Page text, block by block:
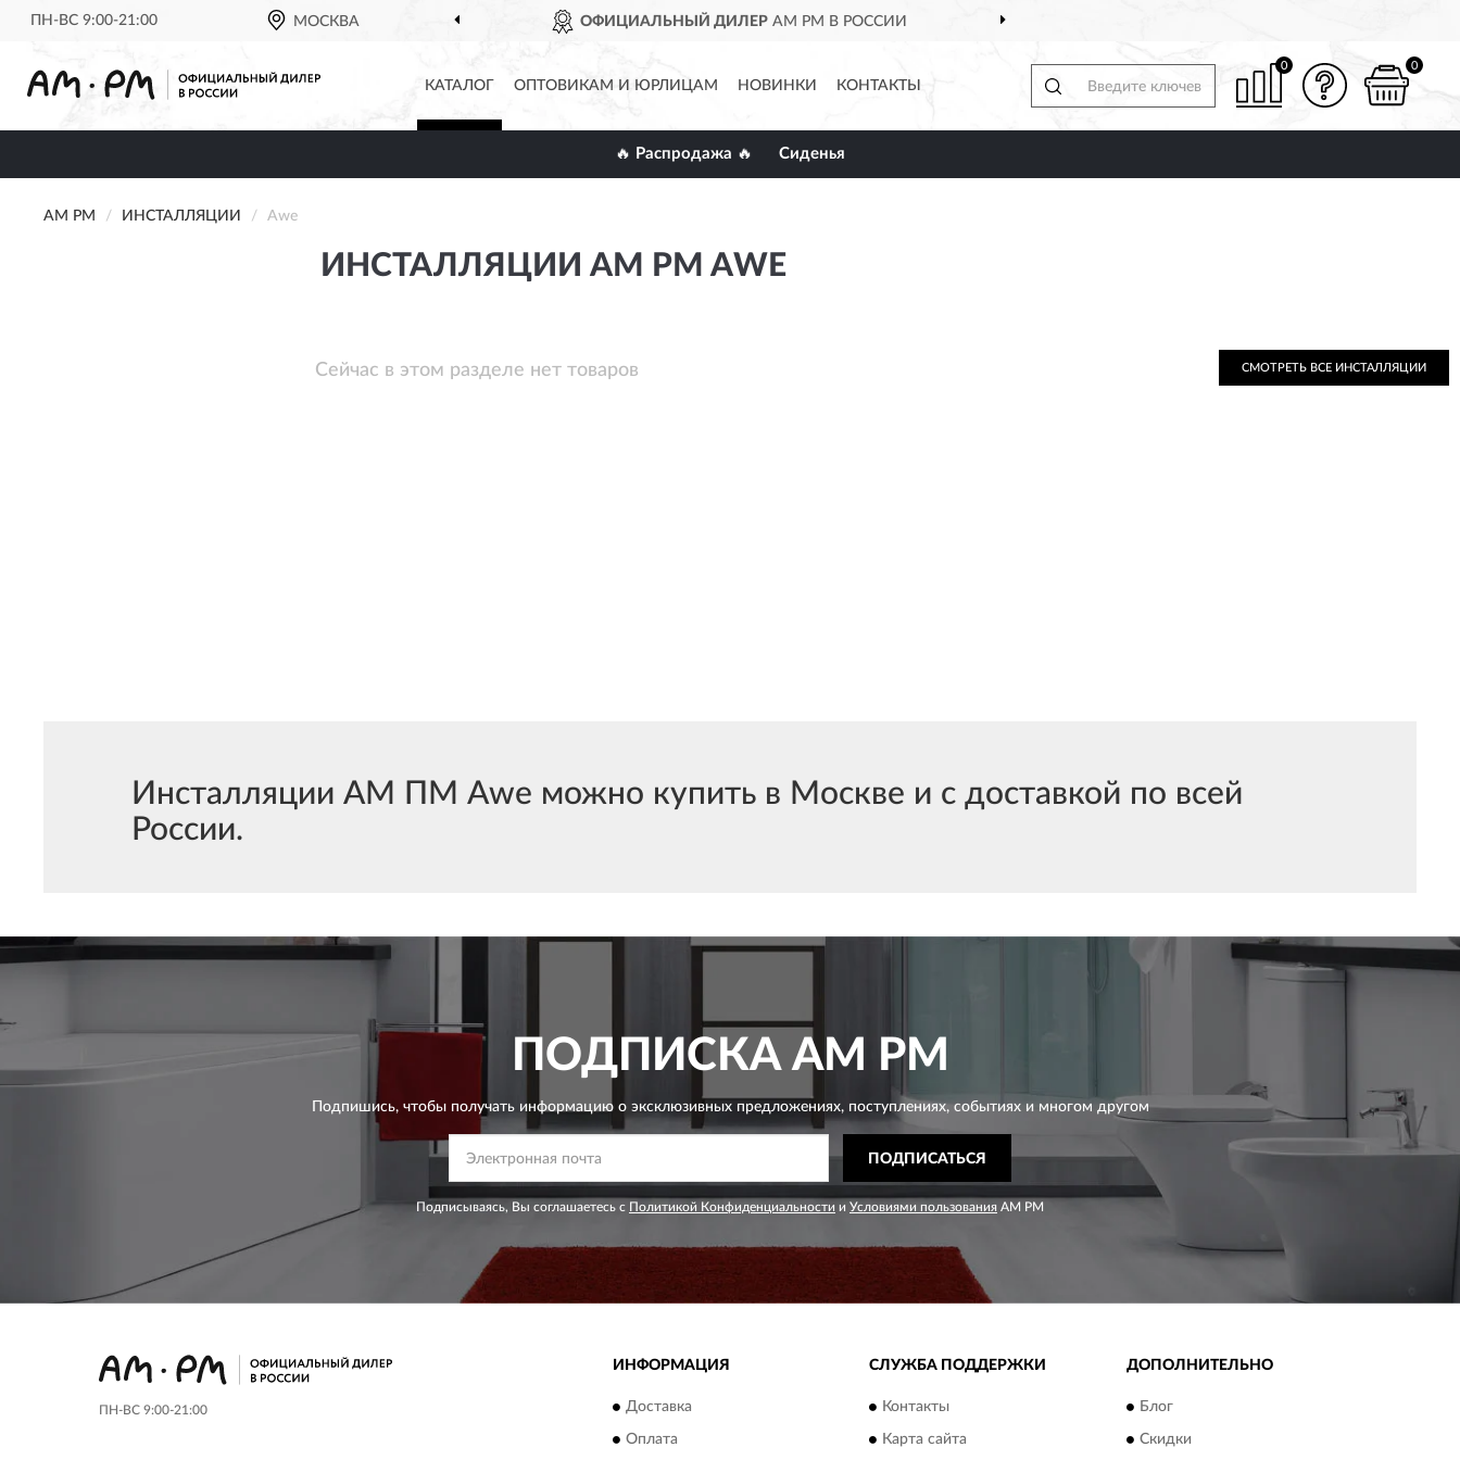
ПН-ВС 9:00-21:00 МОСКВА ОФИЦИАЛЬНЫЙ ДИЛЕР AM PM В РОССИИ
КАТАЛОГ ОПТОВИКАМ И ЮРЛИЦАМ НОВИНКИ КОНТАКТЫ
0 0
🔥 Распродажа 🔥 Сиденья
AM PM ИНСТАЛЛЯЦИИ Awe
ИНСТАЛЛЯЦИИ AM PM AWE
Сейчас в этом разделе нет товаров СМОТРЕТЬ ВСЕ ИНСТАЛЛЯЦИИ
Инсталляции АМ ПМ Awe можно купить в Москве и с доставкой по всей
России.
ПОДПИСКАAM PM
Подпишись, чтобы получать информацию о эксклюзивных предложениях,поступлениях, событиях и многом другом
ПОДПИСАТЬСЯ
Подписываясь, Вы соглашаетесь с Политикой Конфиденциальности и Условиями пользования AM PM
ПН-ВС 9:00-21:00
ИНФОРМАЦИЯ
Доставка
Оплата
СЛУЖБА ПОДДЕРЖКИ
Контакты
Карта сайта
ДОПОЛНИТЕЛЬНО
Блог
Скидки